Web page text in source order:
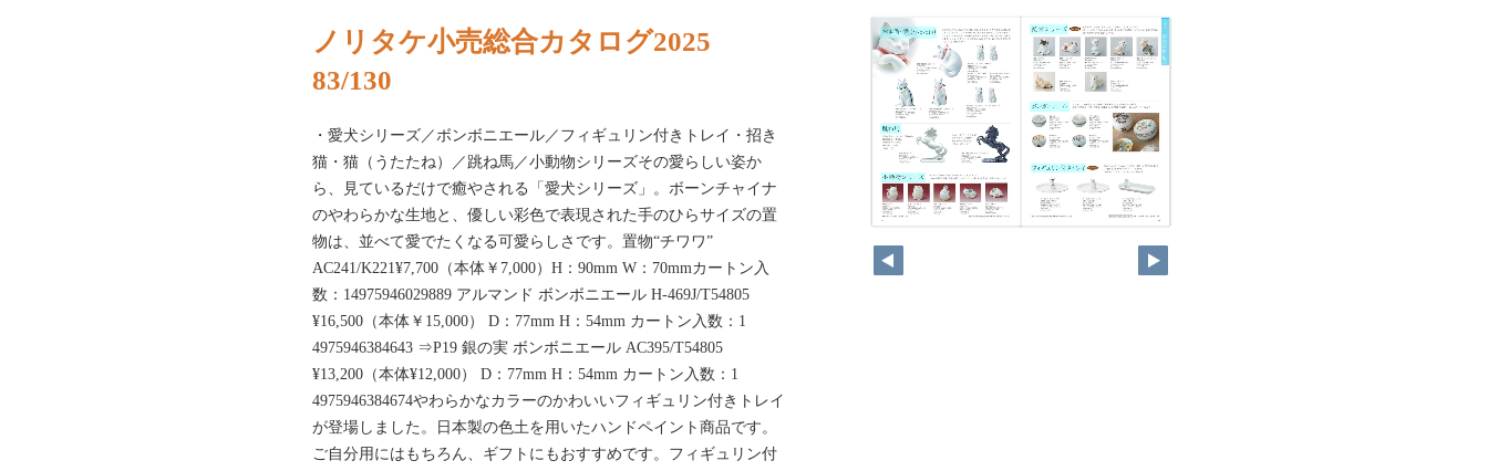
ノリタケ小売総合カタログ2025
83/130
・愛犬シリーズ／ボンボニエール／フィギュリン付きトレイ・招き
猫・猫（うたたね）／跳ね馬／小動物シリーズその愛らしい姿か
ら、見ているだけで癒やされる「愛犬シリーズ」。ボーンチャイナ
のやわらかな生地と、優しい彩色で表現された手のひらサイズの置
物は、並べて愛でたくなる可愛らしさです。置物“チワワ”
AC241/K221¥7,700（本体￥7,000）H：90mm W：70mmカートン入
数：14975946029889 アルマンド ボンボニエール H-469J/T54805
¥16,500（本体￥15,000） D：77mm H：54mm カートン入数：1
4975946384643 ⇒P19 銀の実 ボンボニエール AC395/T54805
¥13,200（本体¥12,000） D：77mm H：54mm カートン入数：1
4975946384674やわらかなカラーのかわいいフィギュリン付きトレイ
が登場しました。日本製の色土を用いたハンドペイント商品です。
ご自分用にはもちろん、ギフトにもおすすめです。フィギュリン付